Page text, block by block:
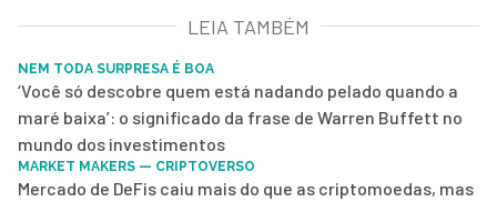
LEIA TAMBÉM
NEM TODA SURPRESA É BOA
‘Você só descobre quem está nadando pelado quando a
maré baixa’: o significado da frase de Warren Buffett no
mundo dos investimentos
MARKET MAKERS — CRIPTOVERSO
Mercado de DeFis caiu mais do que as criptomoedas, mas